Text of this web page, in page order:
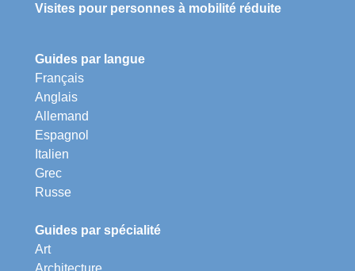
Visites pour personnes à mobilité réduite
Guides par langue
Français
Anglais
Allemand
Espagnol
Italien
Grec
Russe
Guides par spécialité
Art
Architecture